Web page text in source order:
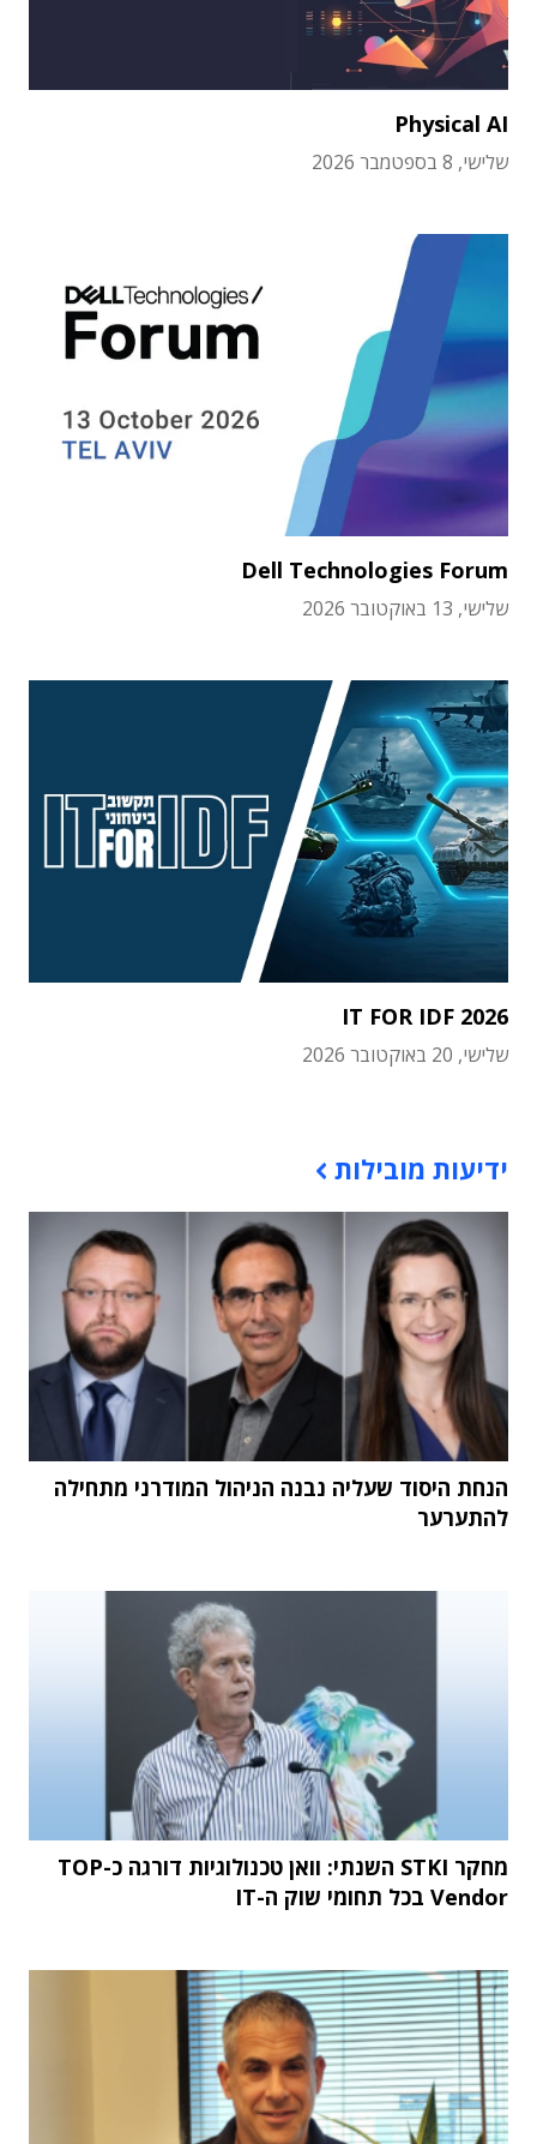
Physical AI
שלישי, 8 בספטמבר 2026
Dell Technologies Forum
שלישי, 13 באוקטובר 2026
IT FOR IDF 2026
שלישי, 20 באוקטובר 2026
ידיעות מובילות
הנחת היסוד שעליה נבנה הניהול המודרני מתחילה
להתערער
מחקר STKI השנתי: וואן טכנולוגיות דורגה כ-TOP
Vendor בכל תחומי שוק ה-IT